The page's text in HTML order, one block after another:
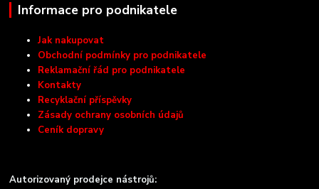
Informace pro podnikatele
Jak nakupovat
Obchodní podmínky pro podnikatele
Reklamační řád pro podnikatele
Kontakty
Recyklační příspěvky
Zásady ochrany osobních údajů
Ceník dopravy
Autorizovaný prodejce nástrojů: